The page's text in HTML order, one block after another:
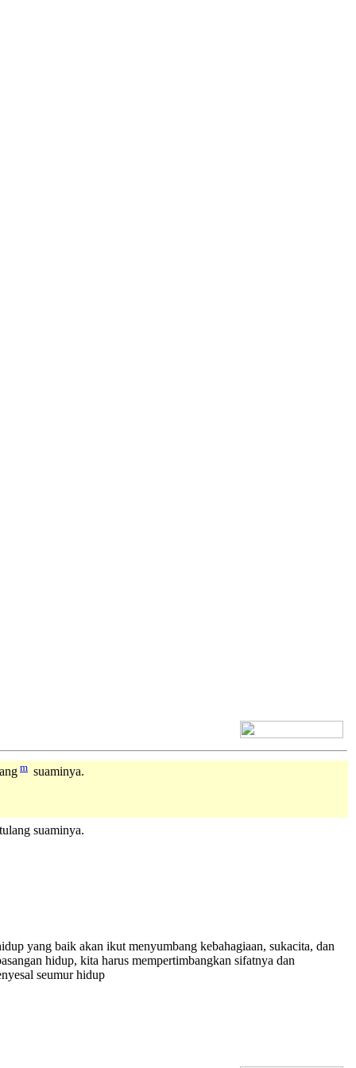
m suaminya.
tulang suaminya.
yang baik akan ikut menyumbang kebahagiaan, sukacita, dan
hidup, kita harus mempertimbangkan sifatnya dan
seumur hidup